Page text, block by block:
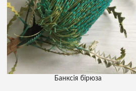
Банксія бірюза